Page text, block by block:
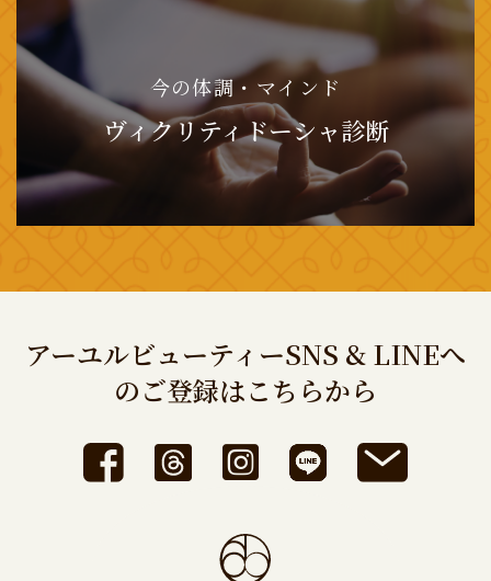
今の体調・マインド
ヴィクリティドーシャ診断
アーユルビューティーSNS & LINEへ
のご登録はこちらから